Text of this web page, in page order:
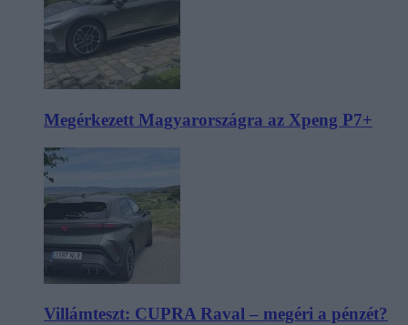
Megérkezett Magyarországra az Xpeng P7+
Villámteszt: CUPRA Raval – megéri a pénzét?